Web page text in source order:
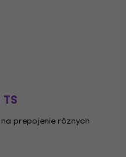
prepojenie rôznych